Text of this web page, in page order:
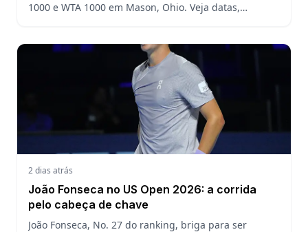
1000 e WTA 1000 em Mason, Ohio. Veja datas,
2 dias atrás
João Fonseca no US Open 2026: a corrida
pelo cabeça de chave
João Fonseca, No. 27 do ranking, briga para ser